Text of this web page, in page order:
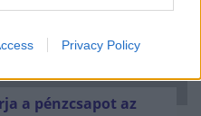
Privacy Policy
a pénzcsapot az